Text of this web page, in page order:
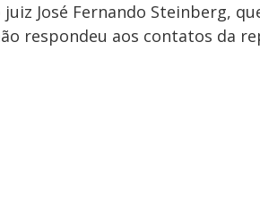
juiz José Fernando Steinberg,
respondeu aos contatos da